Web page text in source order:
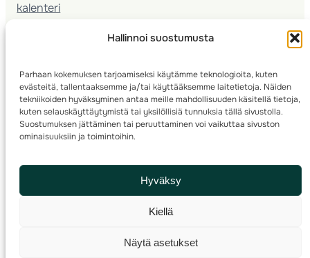
Hallinnoi suostumusta
Parhaan kokemuksen tarjoamiseksi käytämme teknologioita, kuten
evästeitä, tallentaaksemme ja/tai käyttääksemme laitetietoja. Näiden
tekniikoiden hyväksyminen antaa meille mahdollisuuden käsitellä tietoja,
kuten selauskäyttäytymistä tai yksilöllisiä tunnuksia tällä sivustolla.
Suostumuksen jättäminen tai peruuttaminen voi vaikuttaa sivuston
ominaisuuksiin ja toimintoihin.
Hyväksy
Kiellä
Näytä asetukset
kalenteri
Seura­kehittäminen
Kartoitus
Ratamestari
© 2025 ·Suomen Suunnistusliitto· Valimotie 10, 00380 Helsinki, Finland
info(a)suunnistusliitto.fi,Rastilipun asiat: rastilippu(a)suunnistusliitto.fi
Kilpailut ja kuntorastit – Rastilippu:::Rastilipun ohjeet